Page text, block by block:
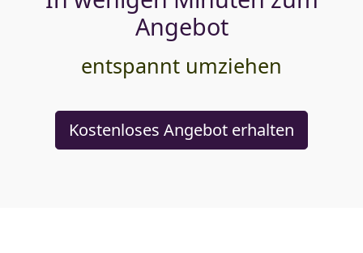
Angebot
entspannt umziehen
Kostenloses Angebot erhalten